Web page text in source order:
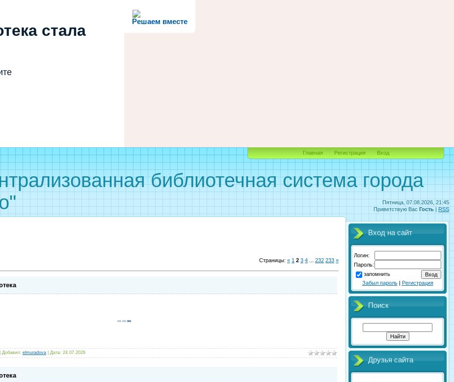
Решаем вместе
стала
Пятница, 07.08.2026, 21:45
Приветствую Вас Гость | RSS
библиотечная система города
Главная Регистрация Вход
Страницы: « 1 2 3 4 232 233 »
Добавил: elmuradova Дата: 24.07.2026
Вход на сайт
Логин:
Пароль:
запомнить
Забыл пароль| Регистрация
Поиск
Друзья сайта